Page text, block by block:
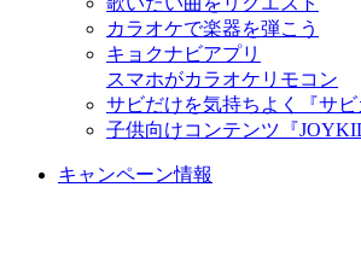
カラオケで楽器を弾こう
キョクナビアプリ
スマホがカラオケリモコン
サビだけを気持ちよく『サビ
子供向けコンテンツ『
キャンペーン情報